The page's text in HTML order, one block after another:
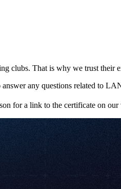
clubs. That is why we trust their
any questions related to
for a link to the certificate on our